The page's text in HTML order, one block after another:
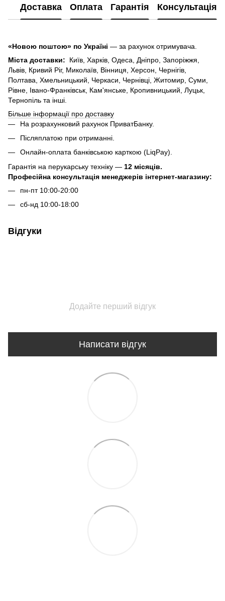
Доставка Оплата Гарантія Консультація
«Новою поштою» по Україні — за рахунок отримувача.
Міста доставки: Київ, Харків, Одеса, Дніпро, Запоріжжя,
Львів, Кривий Ріг, Миколаїв, Вінниця, Херсон, Чернігів,
Полтава, Хмельницький, Черкаси, Чернівці, Житомир, Суми,
Рівне, Івано-Франківськ, Кам'янське, Кропивницький, Луцьк,
Тернопіль та інші.
Більше інформації про доставку
На розрахунковий рахунок ПриватБанку.
Післяплатою при отриманні.
Онлайн-оплата банківською карткою (LiqPay).
Гарантія на перукарську техніку — 12 місяців.
Професійна консультація менеджерів інтернет-магазину:
пн-пт 10:00-20:00
сб-нд 10:00-18:00
Відгуки
Додайте перший відгук
Написати відгук